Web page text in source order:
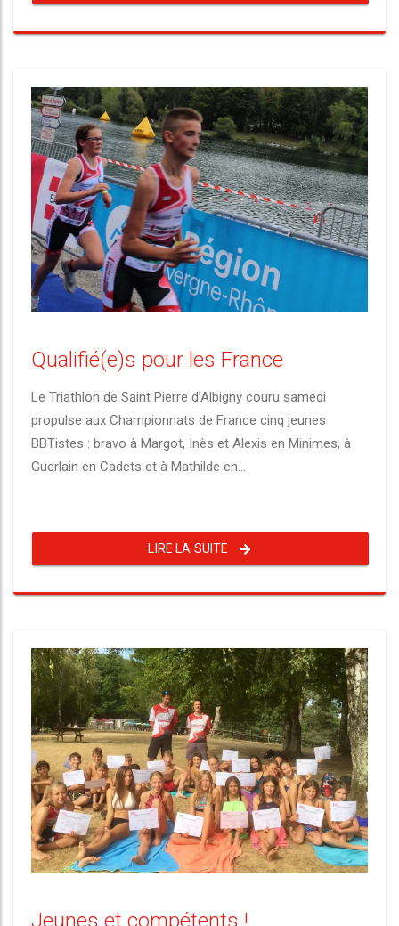
Qualifié(e)s pour les France
Le Triathlon de Saint Pierre d’Albigny couru samedi
propulse aux Championnats de France cinq jeunes
BBTistes : bravo à Margot, Inès et Alexis en Minimes, à
Guerlain en Cadets et à Mathilde en...
LIRE LA SUITE
Jeunes et compétents !